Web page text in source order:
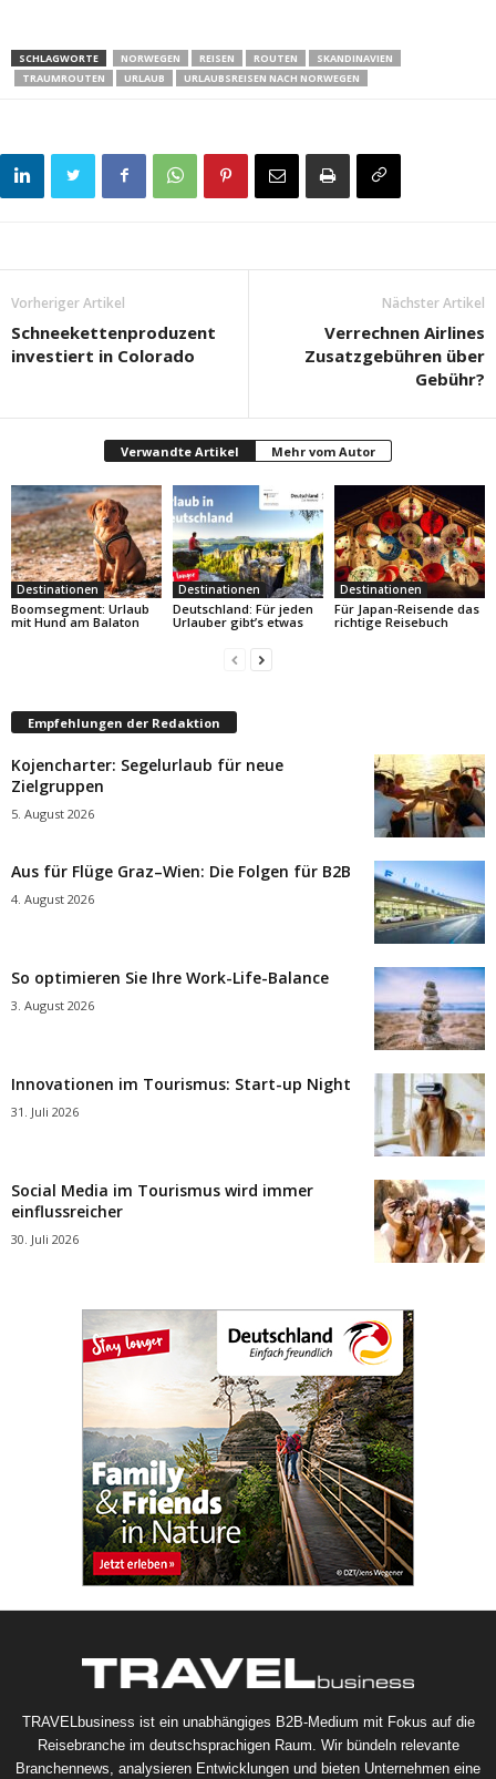
SCHLAGWORTE NORWEGEN REISEN ROUTEN
SKANDINAVIEN
TRAUMROUTEN
URLAUB URLAUBSREISEN NACH NORWEGEN
Vorheriger Artikel
Schneekettenproduzent
investiert in Colorado
Nächster Artikel
Verrechnen Airlines
Zusatzgebühren über
Gebühr?
Verwandte Artikel Mehr vom Autor
Destinationen
Boomsegment: Urlaub
mit Hund am Balaton
Destinationen
Deutschland: Für jeden
Urlauber gibt’s etwas
Destinationen
Für Japan-Reisende das
richtige Reisebuch
Empfehlungen der Redaktion
Kojencharter: Segelurlaub für neue
Zielgruppen
5. August 2026
Aus für Flüge Graz–Wien: Die Folgen für B2B
4. August 2026
So optimieren Sie Ihre Work-Life-Balance
3. August 2026
Innovationen im Tourismus: Start-up Night
31. Juli 2026
Social Media im Tourismus wird immer
einflussreicher
30. Juli 2026
TRAVELbusiness ist ein unabhängiges B2B-Medium mit Fokus auf die
Reisebranche im deutschsprachigen Raum. Wir bündeln relevante
Branchennews, analysieren Entwicklungen und bieten Unternehmen eine